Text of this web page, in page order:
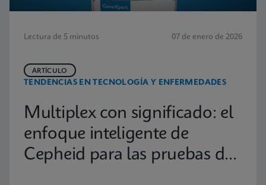
Lectura de 5 minutos 07 de enero de 2026
TENDENCIAS EN TECNOLOGÍA Y ENFERMEDADES
ARTÍCULO
Multiplex con significado: el
enfoque inteligente de
Cepheid para las pruebas de